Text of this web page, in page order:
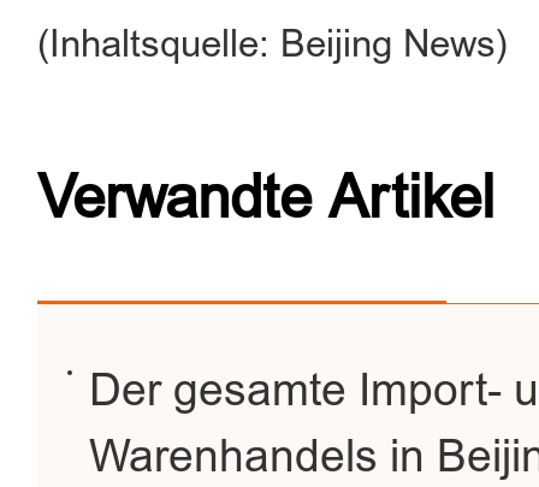
(Inhaltsquelle: Beijing News)
Verwandte Artikel
Der gesamte Import-
Warenhandels in